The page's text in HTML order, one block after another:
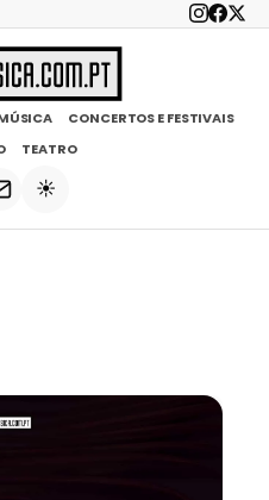
CONCERTOS E FESTIVAIS
TEATRO
☀️